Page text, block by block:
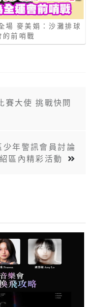
場 麥美娟：沙灘排球
前哨戰
賽大使 挑戰快問
年警訊會員討論
區內精彩活動